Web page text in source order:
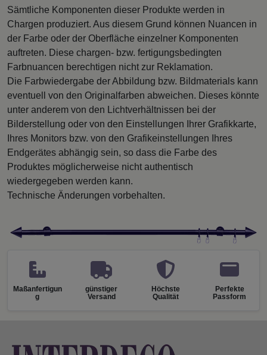
Sämtliche Komponenten dieser Produkte werden in
Chargen produziert. Aus diesem Grund können Nuancen in
der Farbe oder der Oberfläche einzelner Komponenten
auftreten. Diese chargen- bzw. fertigungsbedingten
Farbnuancen berechtigen nicht zur Reklamation.
Die Farbwiedergabe der Abbildung bzw. Bildmaterials kann
eventuell von den Originalfarben abweichen. Dieses könnte
unter anderem von den Lichtverhältnissen bei der
Bilderstellung oder von den Einstellungen Ihrer Grafikkarte,
Ihres Monitors bzw. von den Grafikeinstellungen Ihres
Endgerätes abhängig sein, so dass die Farbe des
Produktes möglicherweise nicht authentisch
wiedergegeben werden kann.
Technische Änderungen vorbehalten.
Maßanfertigun
g
günstiger
Versand
Höchste
Qualität
Perfekte
Passform